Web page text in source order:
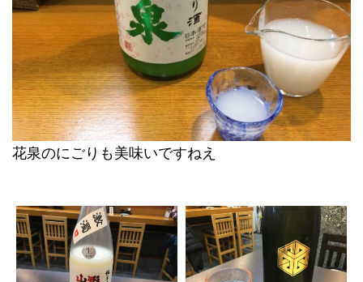
花泉のにごりも美味いですねえ